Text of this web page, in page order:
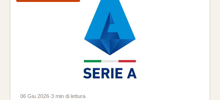
06 Giu 2026·3 min di lettura